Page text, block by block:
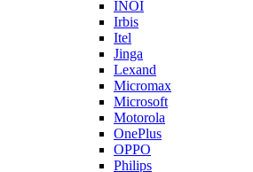
INOI
Irbis
Itel
Jinga
Lexand
Micromax
Microsoft
Motorola
OnePlus
OPPO
Philips